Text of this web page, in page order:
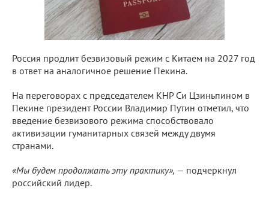
Россия продлит безвизовый режим с Китаем на 2027 год
в ответ на аналогичное решение Пекина.
На переговорах с председателем КНР Си Цзиньпином в
Пекине президент России Владимир Путин отметил, что
введение безвизового режима способствовало
активизации гуманитарных связей между двумя
странами.
«Мы будем продолжать эту практику», — подчеркнул
российский лидер.